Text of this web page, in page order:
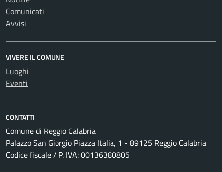
Comunicati
Avvisi
VIVERE IL COMUNE
Luoghi
Eventi
CONTATTI
Comune di Reggio Calabria
Palazzo San Giorgio Piazza Italia, 1 - 89125 Reggio Calabria
Codice fiscale / P. IVA: 00136380805